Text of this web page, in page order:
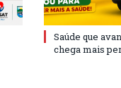
Saúde que
chega mais